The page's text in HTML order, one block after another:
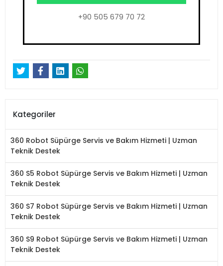
+90 505 679 70 72
Kategoriler
360 Robot Süpürge Servis ve Bakım Hizmeti | Uzman
Teknik Destek
360 S5 Robot Süpürge Servis ve Bakım Hizmeti | Uzman
Teknik Destek
360 S7 Robot Süpürge Servis ve Bakım Hizmeti | Uzman
Teknik Destek
360 S9 Robot Süpürge Servis ve Bakım Hizmeti | Uzman
Teknik Destek